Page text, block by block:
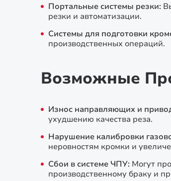
Портальные системы резки:
резки и автоматизации.
Системы для подготовки
производственных операций.
Возможные
Износ направляющих и
ухудшению качества реза.
Нарушение калибровки
неровностям кромки и
Сбои в системе ЧПУ: Могут
производственному браку и